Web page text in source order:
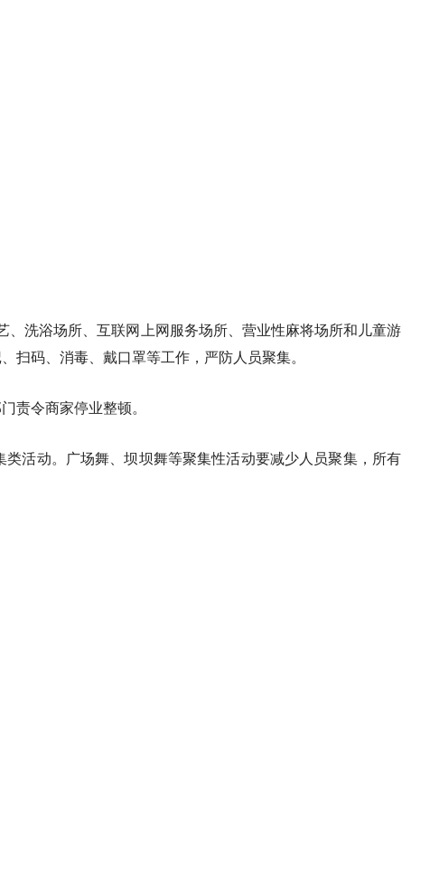
洗浴场所、互联网上网服务场所、营业性麻将场所和儿童游
码、消毒、戴口罩等工作，严防人员聚集。
责令商家停业整顿。
活动。广场舞、坝坝舞等聚集性活动要减少人员聚集，所有